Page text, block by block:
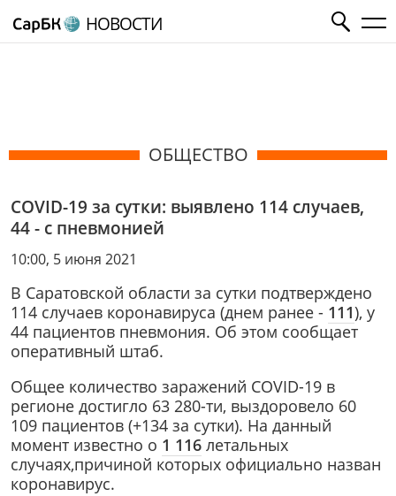
НОВОСТИ
ОБЩЕСТВО
COVID-19 за сутки: выявлено 114 случаев,
44 - с пневмонией
10:00, 5 июня 2021
В Саратовской области за сутки подтверждено
114 случаев коронавируса (днем ранее - 111), у
44 пациентов пневмония. Об этом сообщает
оперативный штаб.
Общее количество заражений COVID-19 в
регионе достигло 63 280-ти, выздоровело 60
109 пациентов (+134 за сутки). На данный
момент известно о 1 116 летальных
случаях,причиной которых официально назван
коронавирус.